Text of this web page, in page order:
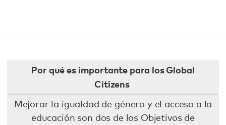
Por qué es importante para los Global
Citizens
Mejorar la igualdad de género y el acceso a la
educación son dos de los Objetivos de